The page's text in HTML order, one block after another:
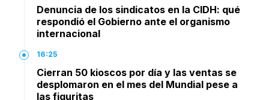
Denuncia de los sindicatos en la CIDH: qué
respondió el Gobierno ante el organismo
internacional
16:25
Cierran 50 kioscos por día y las ventas se
desplomaron en el mes del Mundial pese a
las figuritas